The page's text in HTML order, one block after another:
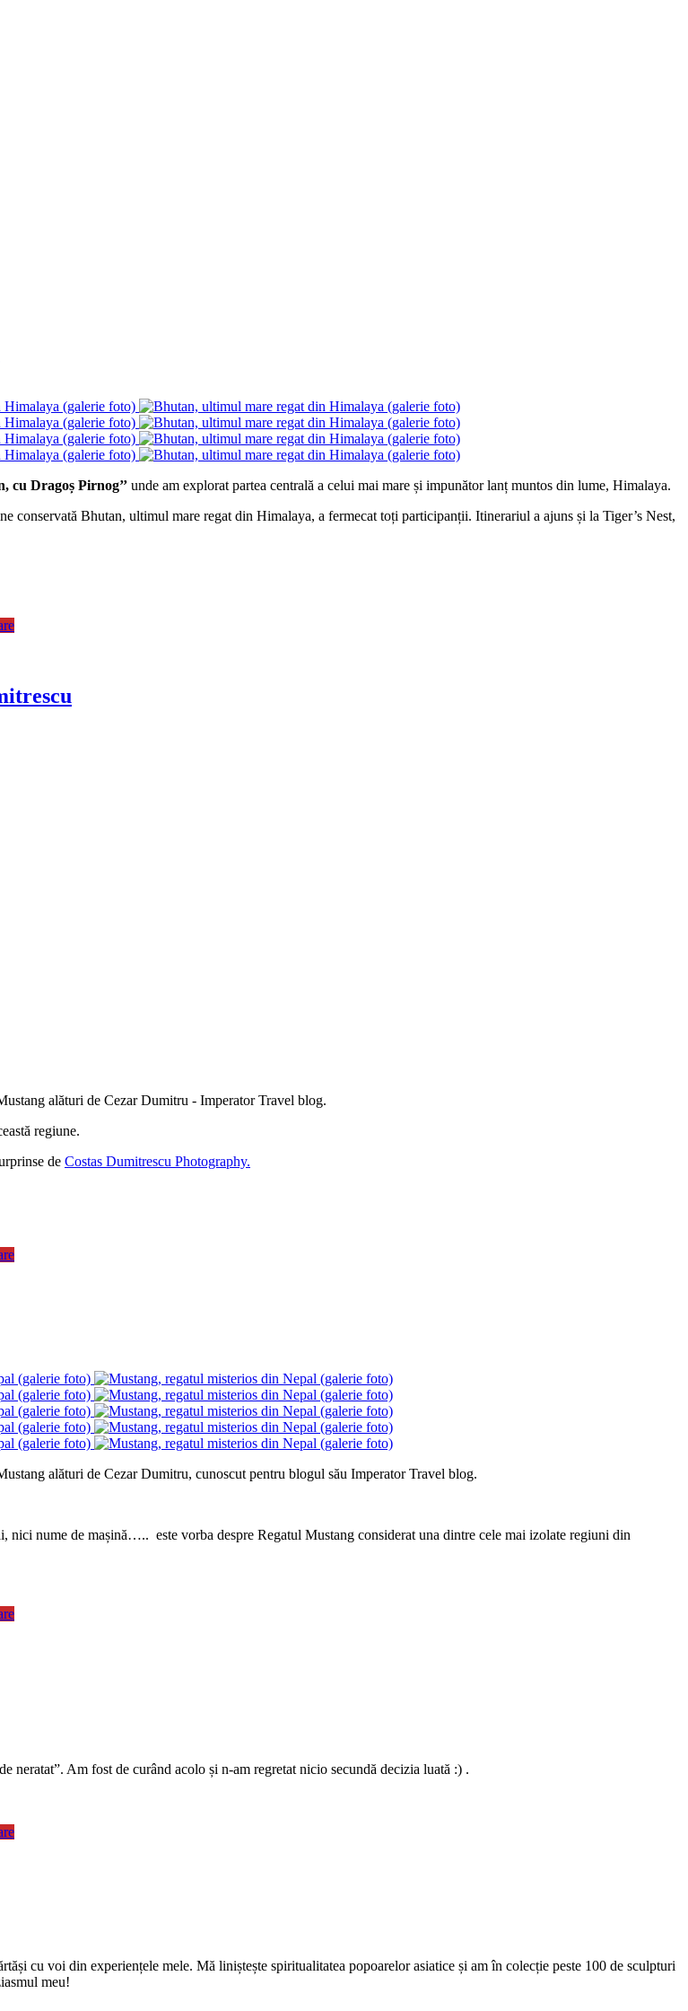
cu Dragoș Pirnog’’ unde am explorat partea centrală a celui mai mare și impunător lanț muntos din lume, Himalaya.
conservată Bhutan, ultimul mare regat din Himalaya, a fermecat toți participanții. Itinerariul a ajuns și la Tiger’s Nest,
alături de Cezar Dumitru - Imperator Travel blog.
regiune.
de Costas Dumitrescu Photography.
alături de Cezar Dumitru, cunoscut pentru blogul său Imperator Travel blog.
nici nume de mașină….. este vorba despre Regatul Mustang considerat una dintre cele mai izolate regiuni din
neratat”. Am fost de curând acolo și n-am regretat nicio secundă decizia luată :) .
cu voi din experiențele mele. Mă liniștește spiritualitatea popoarelor asiatice și am în colecție peste 100 de sculpturi
meu!